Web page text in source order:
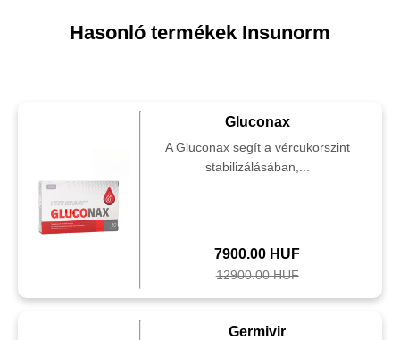
Hasonló termékek Insunorm
Gluconax
A Gluconax segít a vércukorszint
stabilizálásában,...
7900.00 HUF
12900.00 HUF
Germivir